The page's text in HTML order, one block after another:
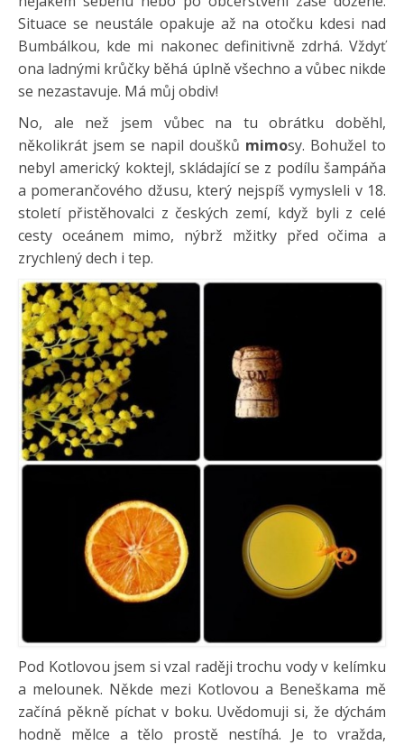
Situace se neustále opakuje až na otočku kdesi nad
Bumbálkou, kde mi nakonec definitivně zdrhá. Vždyť
ona ladnými krůčky běhá úplně všechno a vůbec nikde
se nezastavuje. Má můj obdiv!
No, ale než jsem vůbec na tu obrátku doběhl,
několikrát jsem se napil doušků mimosy. Bohužel to
nebyl americký koktejl, skládající se z podílu šampáňa
a pomerančového džusu, který nejspíš vymysleli v 18.
století přistěhovalci z českých zemí, když byli z celé
cesty oceánem mimo, nýbrž mžitky před očima a
zrychlený dech i tep.
Pod Kotlovou jsem si vzal raději trochu vody v kelímku
a melounek. Někde mezi Kotlovou a Beneškama mě
začíná pěkně píchat v boku. Uvědomuji si, že dýchám
hodně mělce a tělo prostě nestíhá. Je to vražda,